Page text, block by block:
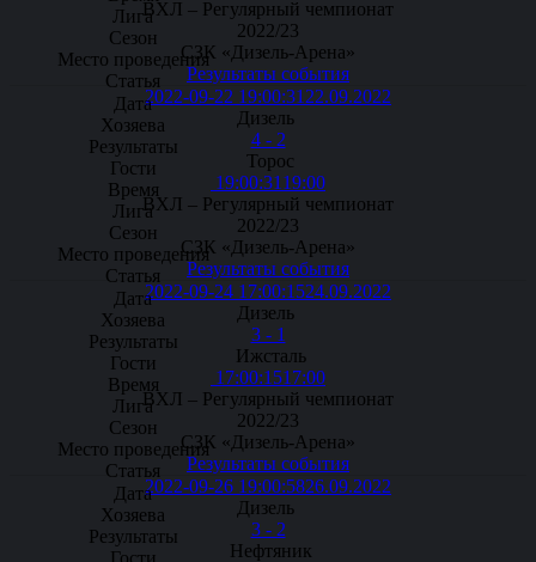
ВХЛ – Регулярный чемпионат
2022/23
СЗК «Дизель-Арена»
Результаты события
2022-09-22 19:00:31 22.09.2022
Дизель
4 - 2
Торос
19:00:31 19:00
ВХЛ – Регулярный чемпионат
2022/23
СЗК «Дизель-Арена»
Результаты события
2022-09-24 17:00:1524.09.2022
Дизель
3 - 1
Ижсталь
17:00:1517:00
ВХЛ – Регулярный чемпионат
2022/23
СЗК «Дизель-Арена»
Результаты события
2022-09-26 19:00:5826.09.2022
Дизель
3 - 2
Нефтяник